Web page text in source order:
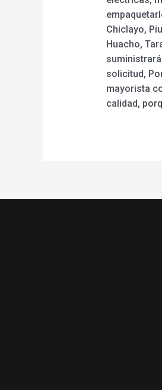
Chiclayo,
Huacho,
solicitud,
mayorista
calidad,